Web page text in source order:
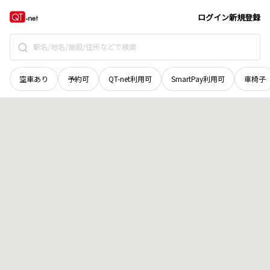
ログイン新規登録
空車あり 予約可 QT-net利用可 SmartPay利用可 車椅子
岡山県